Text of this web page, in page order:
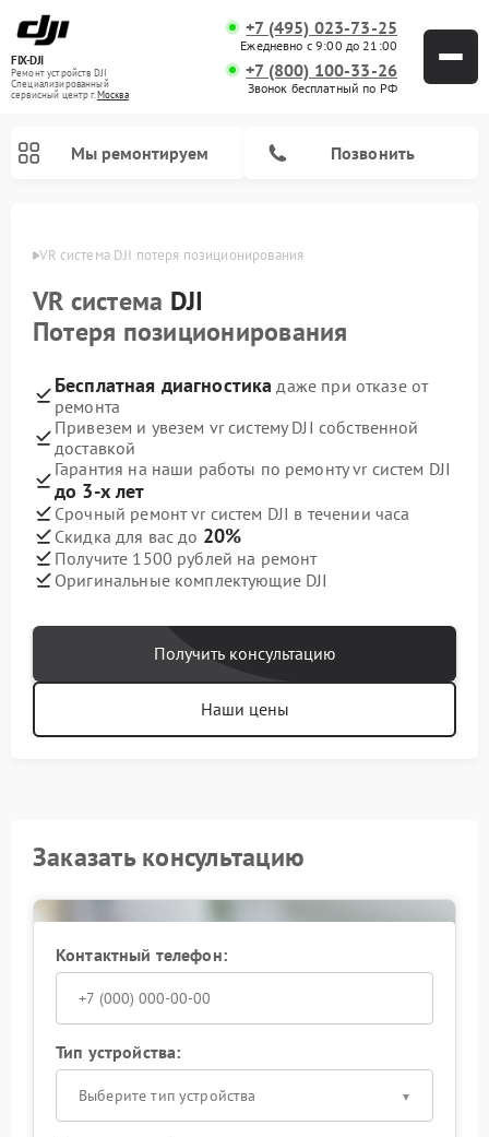
FIX-DJI
Ремонт устройств DJI
Специализированный
cервисный центр г.Москва
+7 (495) 023-73-25
Ежедневно с 9:00 до 21:00
+7 (800) 100-33-26
Звонок бесплатный по РФ
Мы ремонтируем Позвонить
VR система DJI потеря позиционирования
VR система DJI
Потеря позиционирования
Бесплатная диагностика даже при отказе от
ремонта
Привезем и увезем vr систему DJI собственной
доставкой
Гарантия на наши работы по ремонту vr систем DJI
до 3-х лет
Срочный ремонт vr систем DJI в течении часа
Скидка для вас до 20%
Получите 1500 рублей на ремонт
Оригинальные комплектующие DJI
Получить консультацию
Наши цены
Заказать консультацию
Контактный телефон:
Тип устройства:
Выберите тип устройства